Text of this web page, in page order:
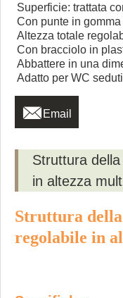
Superficie: trattata
Con punte in
Altezza totale
Con bracciolo in
Abbattere in una
Adatto per WC
 Email
Struttura
in altezza
Struttura
regolabile in